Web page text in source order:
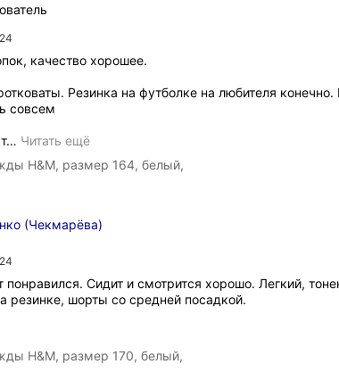
качество хорошее.
Резинка на футболке на любителя
совсем
… Читать ещё
H&M, размер 164, белый,
(Чекмарёва)
понравился. Сидит и смотрится хорошо. Легкий,
резинке, шорты со средней посадкой.
H&M, размер 170, белый,